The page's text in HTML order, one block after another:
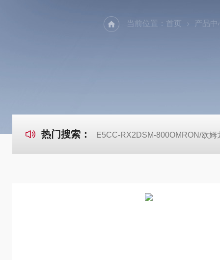
当前位置： 首页 产品中
热门搜索： E5CC-RX2DSM-800OMRON/欧